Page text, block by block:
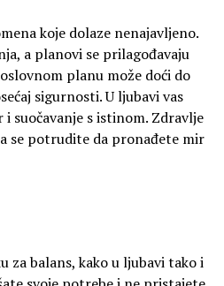
koje dolaze nenajavljeno.
a planovi se prilagođavaju
planu može doći do
sigurnosti. U ljubavi vas
suočavanje s istinom. Zdravlje
se potrudite da pronađete mir
za balans, kako u ljubavi tako i